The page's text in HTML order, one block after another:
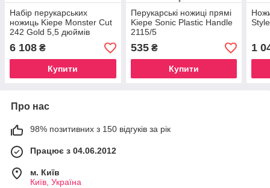
Набір перукарських
ножиць Kiepe Monster Cut
242 Gold 5,5 дюймів
6 108 ₴
Купити
Перукарські ножиці прямі
Kiepe Sonic Plastic Handle
2115/5
535₴
Купити
1
Про нас
98% позитивних з 150 відгуків за рік
Працює з 04.06.2012
м. Київ
Київ, Україна